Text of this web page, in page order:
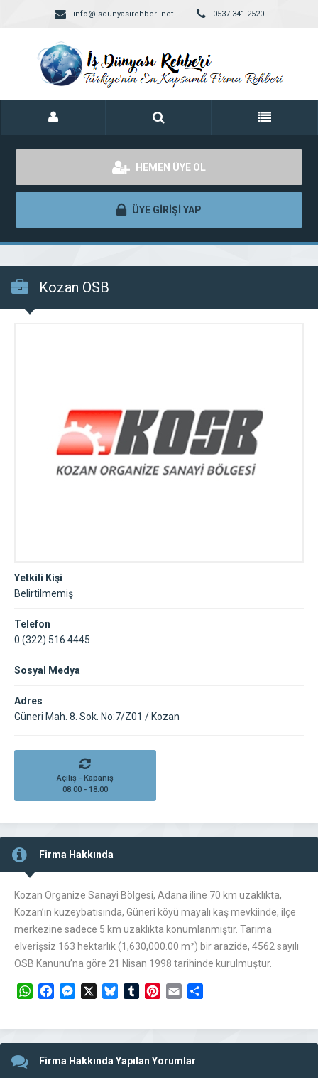
info@isdunyasirehberi.net 0537 341 2520
HEMEN ÜYE OL
ÜYE GİRİŞİ YAP
Kozan OSB
Yetkili Kişi
Belirtilmemiş
Telefon
0 (322) 516 4445
Sosyal Medya
Adres
Güneri Mah. 8. Sok. No:7/Z01 / Kozan
Açılış - Kapanış
08:00 - 18:00
Firma Hakkında
Kozan Organize Sanayi Bölgesi, Adana iline 70 km uzaklıkta,
Kozan’ın kuzeybatısında, Güneri köyü mayalı kaş mevkiinde, ilçe
merkezine sadece 5 km uzaklıkta konumlanmıştır. Tarıma
elverişsiz 163 hektarlık (1,630,000.00 m²) bir arazide, 4562 sayılı
OSB Kanunu’na göre 21 Nisan 1998 tarihinde kurulmuştur.
WhatsAppFacebookMessengerBlueskyTumblrPinterest
Email
Firma Hakkında Yapılan Yorumlar